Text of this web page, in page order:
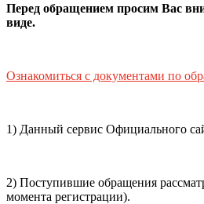
обработки персональных
почты, контактного номера
Перед обращением просим Вас
виде.
Ознакомиться с документами по
1) Данный сервис Официального
2) Поступившие обращения
момента регистрации).